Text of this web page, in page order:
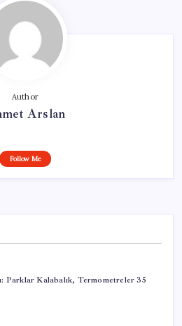
Author
Arslan
Follow Me
Parklar Kalabalık, Termometreler 35